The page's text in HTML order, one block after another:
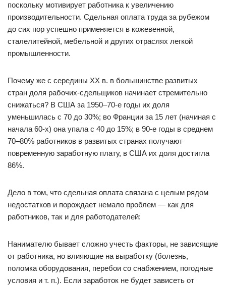
поскольку мотивирует работника к увеличению
производительности. Сдельная оплата труда за рубежом
до сих пор успешно применяется в кожевенной,
сталелитейной, мебельной и других отраслях легкой
промышленности.
Почему же с середины XX в. в большинстве развитых
стран доля рабочих-сдельщиков начинает стремительно
снижаться? В США за 1950–70-е годы их доля
уменьшилась с 70 до 30%; во Франции за 15 лет (начиная с
начала 60-х) она упала с 40 до 15%; в 90-е годы в среднем
70–80% работников в развитых странах получают
повременную заработную плату, в США их доля достигла
86%.
Дело в том, что сдельная оплата связана с целым рядом
недостатков и порождает немало проблем — как для
работников, так и для работодателей:
Нанимателю бывает сложно учесть факторы, не зависящие
от работника, но влияющие на выработку (болезнь,
поломка оборудования, перебои со снабжением, погодные
условия и т. п.). Если заработок не будет зависеть от